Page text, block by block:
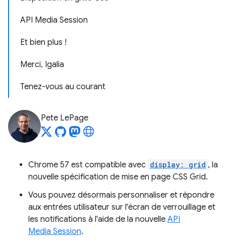
API Media Session
Et bien plus !
Merci, Igalia
Tenez-vous au courant
Pete LePage
Chrome 57 est compatible avec display: grid , la
nouvelle spécification de mise en page CSS Grid.
Vous pouvez désormais personnaliser et répondre
aux entrées utilisateur sur l'écran de verrouillage et
les notifications à l'aide de la nouvelle API
Media Session.